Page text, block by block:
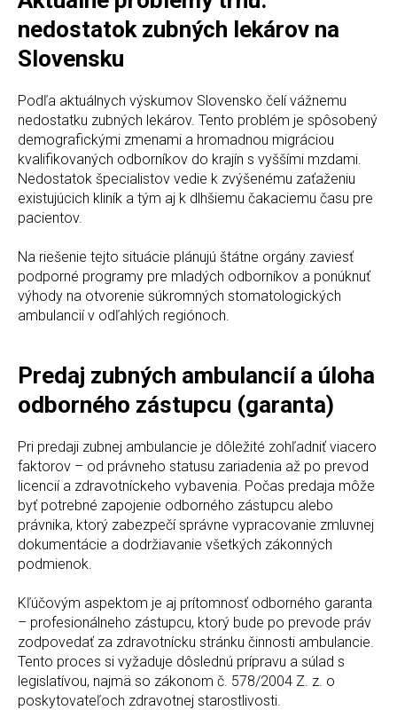
nedostatok zubných lekárov na
Slovensku
Podľa aktuálnych výskumov Slovensko čelí vážnemu
nedostatku zubných lekárov. Tento problém je spôsobený
demografickými zmenami a hromadnou migráciou
kvalifikovaných odborníkov do krajín s vyššími mzdami.
Nedostatok špecialistov vedie k zvýšenému zaťaženiu
existujúcich kliník a tým aj k dlhšiemu čakaciemu času pre
pacientov.
Na riešenie tejto situácie plánujú štátne orgány zaviesť
podporné programy pre mladých odborníkov a ponúknuť
výhody na otvorenie súkromných stomatologických
ambulancií v odľahlých regiónoch.
Predaj zubných ambulancií a úloha
odborného zástupcu (garanta)
Pri predaji zubnej ambulancie je dôležité zohľadniť viacero
faktorov – od právneho statusu zariadenia až po prevod
licencií a zdravotníckeho vybavenia. Počas predaja môže
byť potrebné zapojenie odborného zástupcu alebo
právnika, ktorý zabezpečí správne vypracovanie zmluvnej
dokumentácie a dodržiavanie všetkých zákonných
podmienok.
Kľúčovým aspektom je aj prítomnosť odborného garanta
– profesionálneho zástupcu, ktorý bude po prevode práv
zodpovedať za zdravotnícku stránku činnosti ambulancie.
Tento proces si vyžaduje dôslednú prípravu a súlad s
legislatívou, najmä so zákonom č. 578/2004 Z. z. o
poskytovateľoch zdravotnej starostlivosti.